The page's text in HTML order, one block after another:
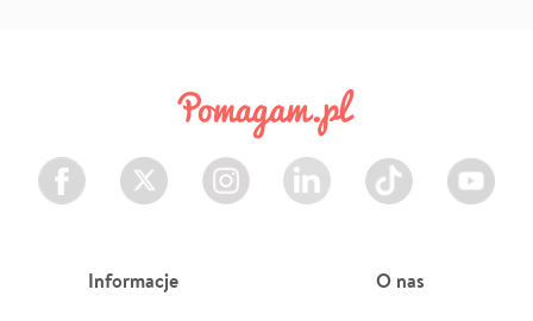
Facebook Twitter Instagram LinkedIn TikTok Youtube
Informacje O nas